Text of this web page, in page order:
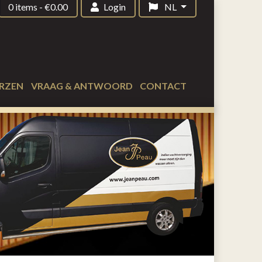
0 items -€0.00 Login NL
VRAAG & ANTWOORD CONTACT